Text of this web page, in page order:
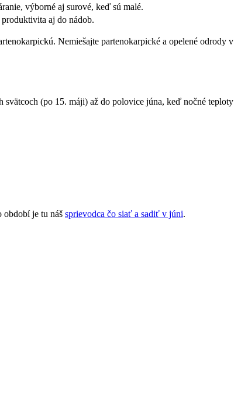
výborné aj surové, keď sú malé.
aj do nádob.
Nemiešajte partenokarpické a opelené odrody v
svätcoch (po 15. máji) až do polovice júna, keď nočné teploty
období je tu náš sprievodca čo siať a sadiť v júni.